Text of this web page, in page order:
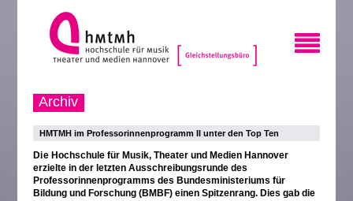
Archiv
HMTMH im Professorinnenprogramm II unter den Top Ten
Die Hochschule für Musik, Theater und Medien Hannover
erzielte in der letzten Ausschreibungsrunde des
Professorinnenprogramms des Bundesministeriums für
Bildung und Forschung (BMBF) einen Spitzenrang. Dies gab die